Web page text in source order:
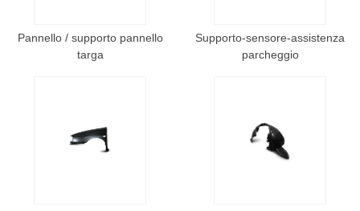
Pannello / supporto pannello
targa
Supporto-sensore-assistenza
parcheggio